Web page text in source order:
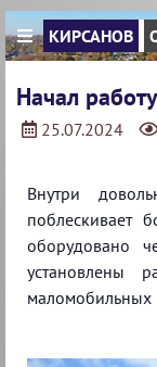
КИРСАНОВ
Начал
25.07.2024
Внутри
поблескивает
оборудовано
установлены
маломобильных